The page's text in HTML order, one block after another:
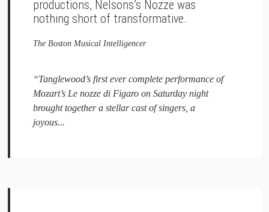
productions, Nelsons’s Nozze was
nothing short of transformative.
The Boston Musical Intelligencer
“Tanglewood’s first ever complete performance of
Mozart’s Le nozze di Figaro on Saturday night
brought together a stellar cast of singers, a
joyous...